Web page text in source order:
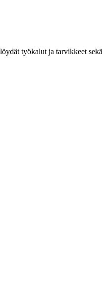
työkalut ja tarvikkeet